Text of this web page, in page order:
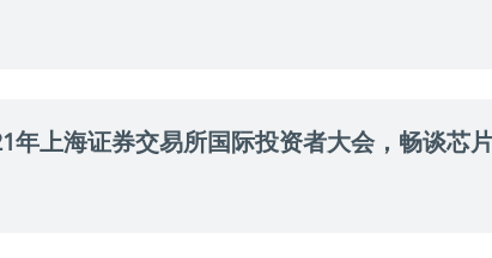
上海证券交易所国际投资者大会，畅谈芯